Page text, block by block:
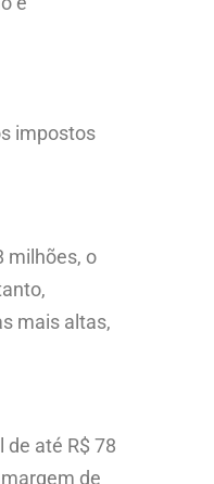
impostos
milhões, o
mais altas,
até R$ 78
de